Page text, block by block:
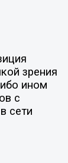
зрения
ином
с
сети